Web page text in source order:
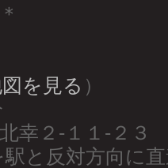
を見る ）
幸２-１１-２３
と反対方向に